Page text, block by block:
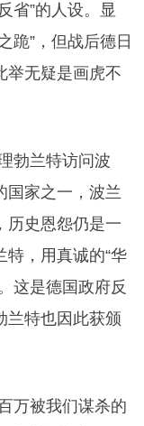
省”的人设。显
跪”，但战后德日
举无疑是画虎不
勃兰特访问波
国家之一，波兰
历史恩怨仍是一
，用真诚的“华
这是德国政府反
兰特也因此获颁
万被我们谋杀的